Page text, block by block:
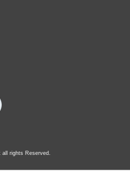
all rights Reserved.